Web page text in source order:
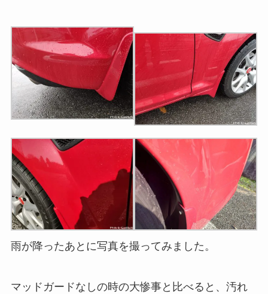
雨が降ったあとに写真を撮ってみました。
マッドガードなしの時の大惨事と比べると、汚れ